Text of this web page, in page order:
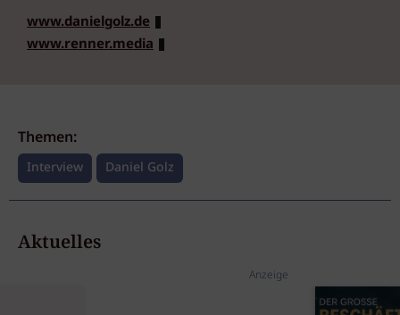
www.danielgolz.de
www.renner.media
Themen:
Interview Daniel Golz
Aktuelles
Anzeige